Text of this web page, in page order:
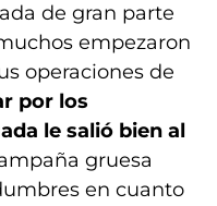
de gran parte
empezaron
operaciones de
por los
le salió bien al
gruesa
en cuanto